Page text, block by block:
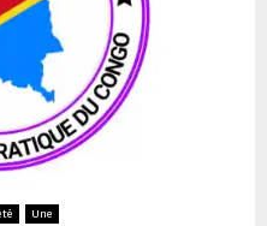
Une